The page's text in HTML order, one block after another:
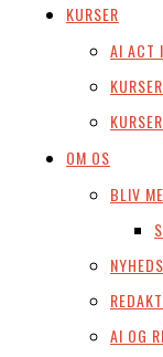
KURSER
AI ACT
OM OS
BLIV
AI OG